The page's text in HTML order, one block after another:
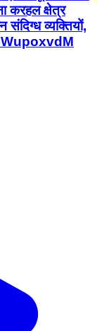
करहल क्षेत्र
व्यक्तियों,